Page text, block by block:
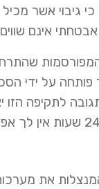
גיבוי אשר
אבטחתי אינם